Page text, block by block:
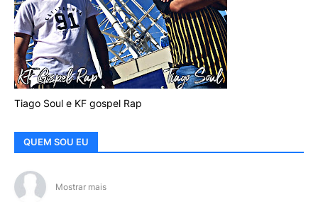
Tiago Soul e KF gospel Rap
QUEM SOU EU
Mostrar mais